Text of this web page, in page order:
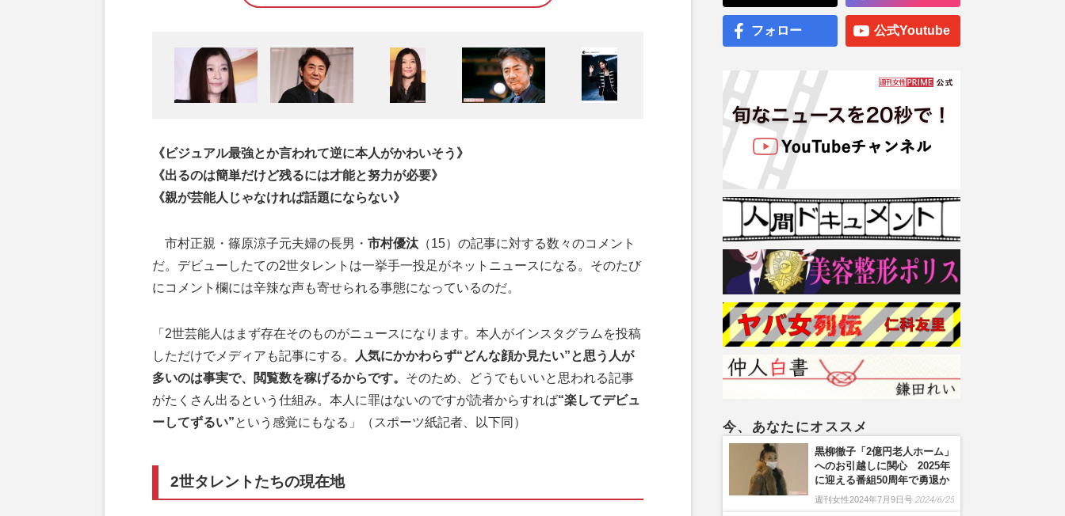
《ビジュアル最強とか言われて逆に本人がかわいそう》
《出るのは簡単だけど残るには才能と努力が必要》
《親が芸能人じゃなければ話題にならない》
市村正親・篠原涼子元夫婦の長男・ 市村優汰 （15）の記事に対する数々のコメント
だ。デビューしたての2世タレントは一挙手一投足がネットニュースになる。そのたび
にコメント欄には辛辣な声も寄せられる事態になっているのだ。
「2世芸能人はまず存在そのものがニュースになります。本人がインスタグラムを投稿
しただけでメディアも記事にする。
人気にかかわらず“どんな顔か見たい”と思う人が
多いのは事実で、閲覧数を稼げるからです。 そのため、どうでもいいと思われる記事
がたくさん出るという仕組み。本人に罪はないのですが読者からすれば“楽してデビュ
ーしてずるい”という感覚にもなる」（スポーツ紙記者、以下同）
2世タレントたちの現在地
フォロー 公式Youtube
今、あなたにオススメ
黒柳徹子「2億円老人ホーム」
へのお引越しに関心 2025年
に迎える番組50周年で勇退か
週刊女性2024年7月9日号 2024/6/25